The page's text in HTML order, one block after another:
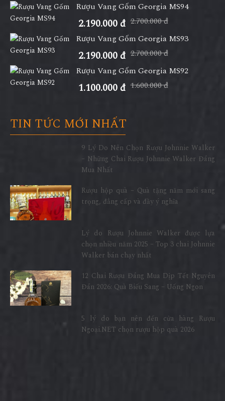
Rượu Vang Gốm Georgia MS94
2.190.000 đ 2.700.000 đ
Rượu Vang Gốm Georgia MS93
2.190.000 đ 2.700.000 đ
Rượu Vang Gốm Georgia MS92
1.100.000 đ 1.600.000 đ
TIN TỨC MỚI NHẤT
9 Lý Do Nên Chọn Rượu Johnnie Walker
– Những Chai Rượu Johnnie Walker Đáng
Mua Nhất
Rượu hộp quà – Quà tặng năm mới sang
trọng, đẳng cấp và đầy ý nghĩa
Lý do Rượu Johnnie Walker được lựa
chọn nhiều năm 2025 – Top 3 chai Johnnie
Walker bán chạy nhất
12 Chai Rượu Đáng Mua Dịp Tết Nguyên
Đán 2026: Quà Biếu Sang – Uống Ngon
5 lý do bạn nên đến cửa hàng Rượu
Ngoại.NET chọn rượu hộp quà 2026